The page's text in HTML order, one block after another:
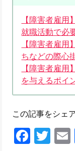
【障害者雇
就職活動で必
【障害者雇
ちなどの際心
【障害者雇
を与えるポイ
この記事をシェ